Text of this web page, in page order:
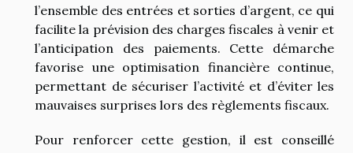
l’ensemble des entrées et sorties d’argent, ce qui
facilite la prévision des charges fiscales à venir et
l’anticipation des paiements. Cette démarche
favorise une optimisation financière continue,
permettant de sécuriser l’activité et d’éviter les
mauvaises surprises lors des règlements fiscaux.
Pour renforcer cette gestion, il est conseillé